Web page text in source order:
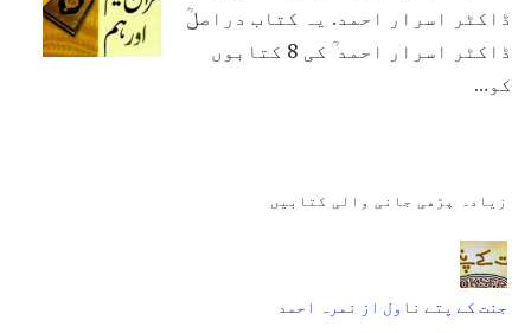
ڈاکٹر اسرار احمد. یہ کتاب دراصلؒ
ڈاکٹر اسرار احمد ؒ کی 8 کتابوں
کو…
زیادہ پڑھی جانی والی کتابیں
جنت کے پتے ناول از نمرہ احمد